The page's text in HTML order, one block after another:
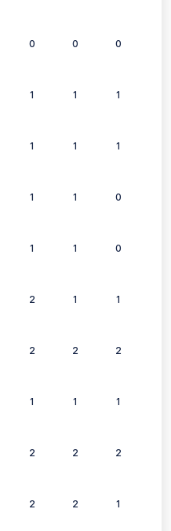
0 0 0
1 1 1
1 1 1
1 1 0
1 1 0
2 1 1
2 2 2
1 1 1
2 2 2
2 2 1